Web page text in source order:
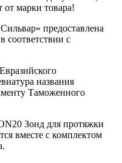
марки товара!
предоставлена
соответствии с
названия
Таможенного
Зонд для протяжки
вместе с комплектом